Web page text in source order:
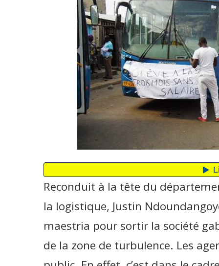
Reconduit à la tête du
la logistique, Justin
maestria pour sortir la société
de la zone de turbulence. Les